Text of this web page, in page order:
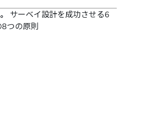
サーベイ設計を成功させる6
つの原則